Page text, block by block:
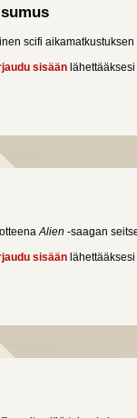
scifi aikamatkustuksen
Jälkeemme
sisään
Alien -saagan
Alien: Romulus
sisään